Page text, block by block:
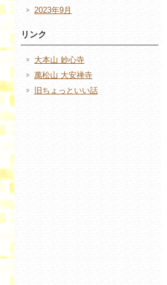
2023年9月
リンク
大本山 妙心寺
萬松山 大安禅寺
旧ちょっといい話